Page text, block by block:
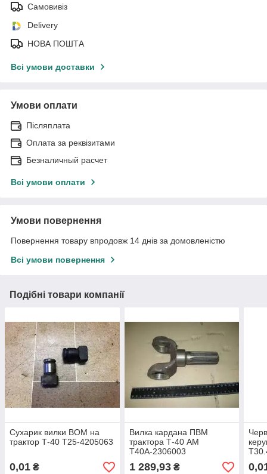
Самовивіз
Delivery
НОВА ПОШТА
Всі умови доставки
Умови оплати
Післяплата
Оплата за реквізитами
Безналичный расчет
Всі умови оплати
Умови повернення
Повернення товару впродовж 14 днів за домовленістю
Всі умови повернення
Подібні товари компанії
Сухарик вилки ВОМ на
трактор Т-40 Т25-4205063
0,01 ₴
Вилка кардана ПВМ
трактора Т-40 АМ
Т40А-2306003
1 289,93₴